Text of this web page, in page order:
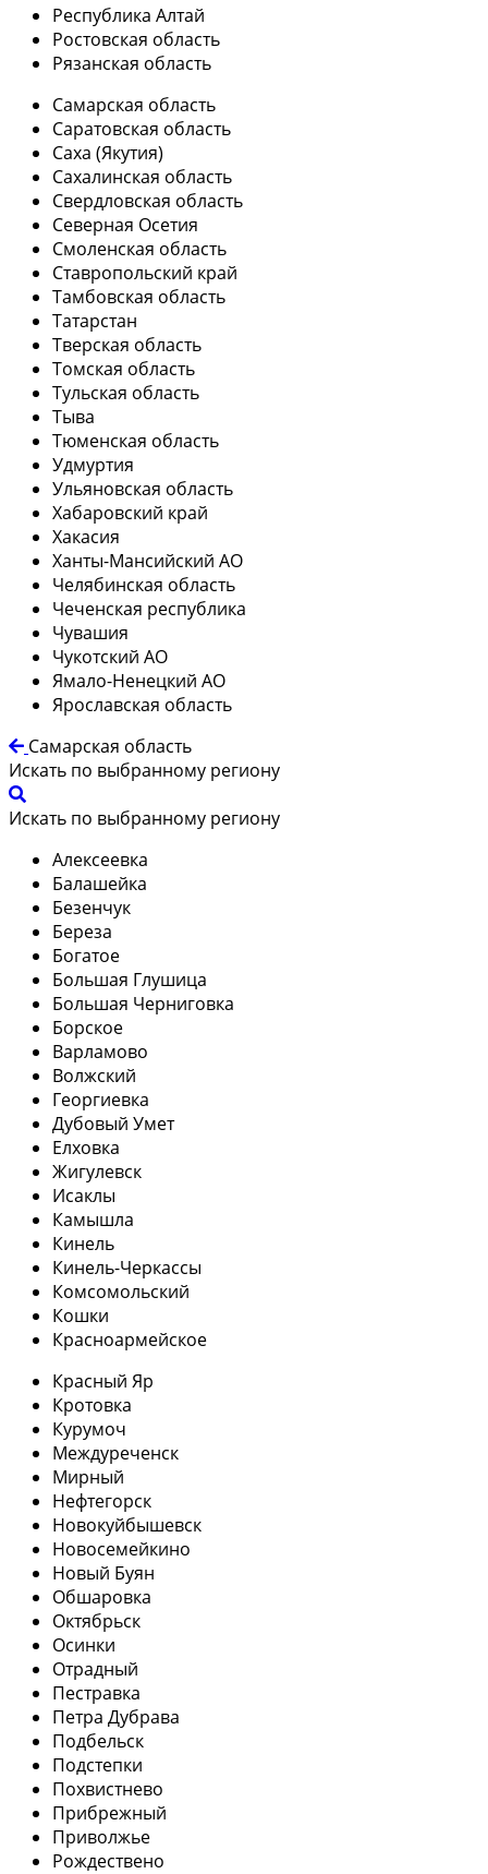
Республика Алтай
Ростовская область
Рязанская область
Самарская область
Саратовская область
Саха (Якутия)
Сахалинская область
Свердловская область
Северная Осетия
Смоленская область
Ставропольский край
Тамбовская область
Татарстан
Тверская область
Томская область
Тульская область
Тыва
Тюменская область
Удмуртия
Ульяновская область
Хабаровский край
Хакасия
Ханты-Мансийский АО
Челябинская область
Чеченская республика
Чувашия
Чукотский АО
Ямало-Ненецкий АО
Ярославская область
Самарская область
Искать по выбранному региону
Искать по выбранному региону
Алексеевка
Балашейка
Безенчук
Береза
Богатое
Большая Глушица
Большая Черниговка
Борское
Варламово
Волжский
Георгиевка
Дубовый Умет
Елховка
Жигулевск
Исаклы
Камышла
Кинель
Кинель-Черкассы
Комсомольский
Кошки
Красноармейское
Красный Яр
Кротовка
Курумоч
Междуреченск
Мирный
Нефтегорск
Новокуйбышевск
Новосемейкино
Новый Буян
Обшаровка
Октябрьск
Осинки
Отрадный
Пестравка
Петра Дубрава
Подбельск
Подстепки
Похвистнево
Прибрежный
Приволжье
Рождествено